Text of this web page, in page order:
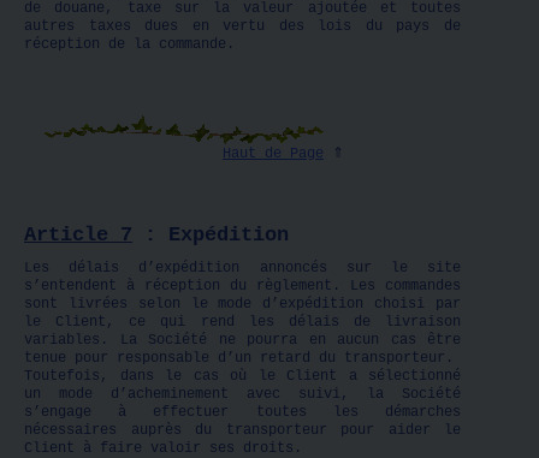
de douane, taxe sur la valeur ajoutée et toutes
autres taxes dues en vertu des lois du pays de
réception de la commande.
Haut de Page ⇑
Article 7 : Expédition
Les délais d’expédition annoncés sur le site
s’entendent à réception du règlement. Les commandes
sont livrées selon le mode d’expédition choisi par
le Client, ce qui rend les délais de livraison
variables. La Société ne pourra en aucun cas être
tenue pour responsable d’un retard du transporteur.
Toutefois, dans le cas où le Client a sélectionné
un mode d’acheminement avec suivi, la Société
s’engage à effectuer toutes les démarches
nécessaires auprès du transporteur pour aider le
Client à faire valoir ses droits.